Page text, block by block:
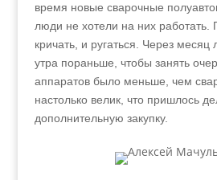
время новые сварочные
люди не хотели на них работать.
кричать, и ругаться. Через
утра пораньше, чтобы занять
аппаратов было меньше, чем
настолько велик, что пришлось
дополнительную закупку.